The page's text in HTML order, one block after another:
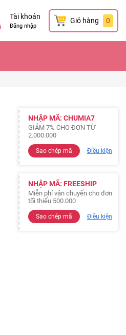
Tài khoản
Đăng nhập
Giỏ hàng 0
NHẬP MÃ: CHUMIA7
GIẢM 7% CHO ĐƠN TỪ
2.000.000
Sao chép mã Điều kiện
NHẬP MÃ: FREESHIP
Miễn phí vận chuyển cho đơn
tối thiểu 500.000
Sao chép mã Điều kiện